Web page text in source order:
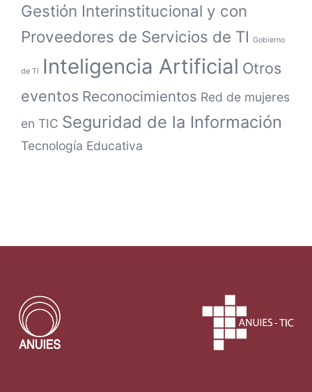
Gestión Interinstitucional y con
Proveedores de Servicios de TI Gobierno
de TI Inteligencia Artificial Otros
eventos Reconocimientos Red de mujeres
en TIC Seguridad de la Información
Tecnología Educativa